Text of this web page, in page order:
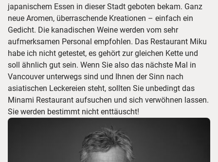
japanischem Essen in dieser Stadt geboten bekam. Ganz
neue Aromen, überraschende Kreationen – einfach ein
Gedicht. Die kanadischen Weine werden vom sehr
aufmerksamen Personal empfohlen. Das Restaurant Miku
habe ich nicht getestet, es gehört zur gleichen Kette und
soll ähnlich gut sein. Wenn Sie also das nächste Mal in
Vancouver unterwegs sind und Ihnen der Sinn nach
asiatischen Leckereien steht, sollten Sie unbedingt das
Minami Restaurant aufsuchen und sich verwöhnen lassen.
Sie werden bestimmt nicht enttäuscht!